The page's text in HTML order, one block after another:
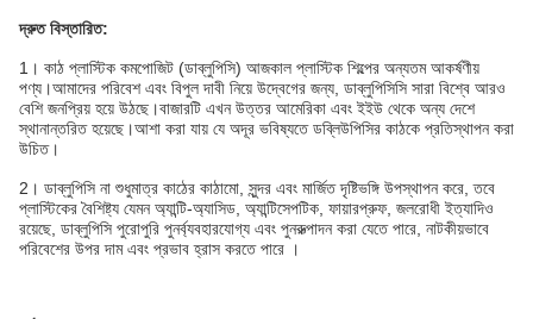
দ্রুত বিস্তারিত:
1। কাঠ প্লাস্টিক কমপোজিট (ডাব্লুপিসি) আজকাল প্লাস্টিক শিল্পের অন্যতম আকর্ষণীয়
পণ্য।আমাদের পরিবেশ এবং বিপুল দাবী নিয়ে উদ্বেগের জন্য, ডাব্লুপিসিসি সারা বিশ্বে আরও
বেশি জনপ্রিয় হয়ে উঠছে।বাজারটি এখন উত্তর আমেরিকা এবং ইইউ থেকে অন্য দেশে
স্থানান্তরিত হয়েছে।আশা করা যায় যে অদূর ভবিষ্যতে ডব্লিউপিসির কাঠকে প্রতিস্থাপন করা
উচিত।
2। ডাব্লুপিসি না শুধুমাত্র কাঠের কাঠামো, সুন্দর এবং মার্জিত দৃষ্টিভঙ্গি উপস্থাপন করে, তবে
প্লাস্টিকের বৈশিষ্ট্য যেমন অ্যান্টি-অ্যাসিড, অ্যান্টিসেপটিক, ফায়ারপ্রুফ, জলরোধী ইত্যাদিও
রয়েছে, ডাব্লুপিসি পুরোপুরি পুনর্ব্যবহারযোগ্য এবং পুনরুত্পাদন করা যেতে পারে, নাটকীয়ভাবে
পরিবেশের উপর দাম এবং প্রভাব হ্রাস করতে পারে ।